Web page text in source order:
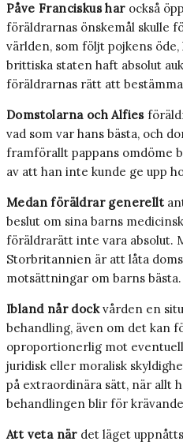
Påve Franciskus harockså
föräldrarnas önskemål skulle
världen, som följt pojkens
brittiska staten haft absolut
föräldrarnas rätt att
Domstolarna och Alfies
vad som var hans bästa, och
framförallt pappans omdöme
av att han inte kunde ge upp
Medan föräldrar generellt
beslut om sina barns
föräldrarätt inte vara absolut.
Storbritannien är att låta
motsättningar om barns bästa.
Ibland når dockvården en
behandling, även om det kan
oproportionerlig mot
juridisk eller moralisk
på extraordinära sätt, när allt
behandlingen blir för
Att veta närdet läget